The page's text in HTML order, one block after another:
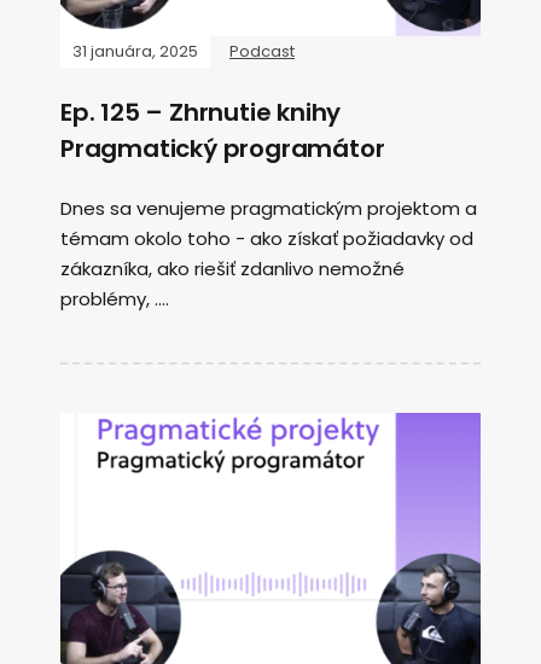
31 januára, 2025 Podcast
Ep. 125 – Zhrnutie knihy
Pragmatický programátor
Dnes sa venujeme pragmatickým projektom a
témam okolo toho - ako získať požiadavky od
zákazníka, ako riešiť zdanlivo nemožné
problémy, ....